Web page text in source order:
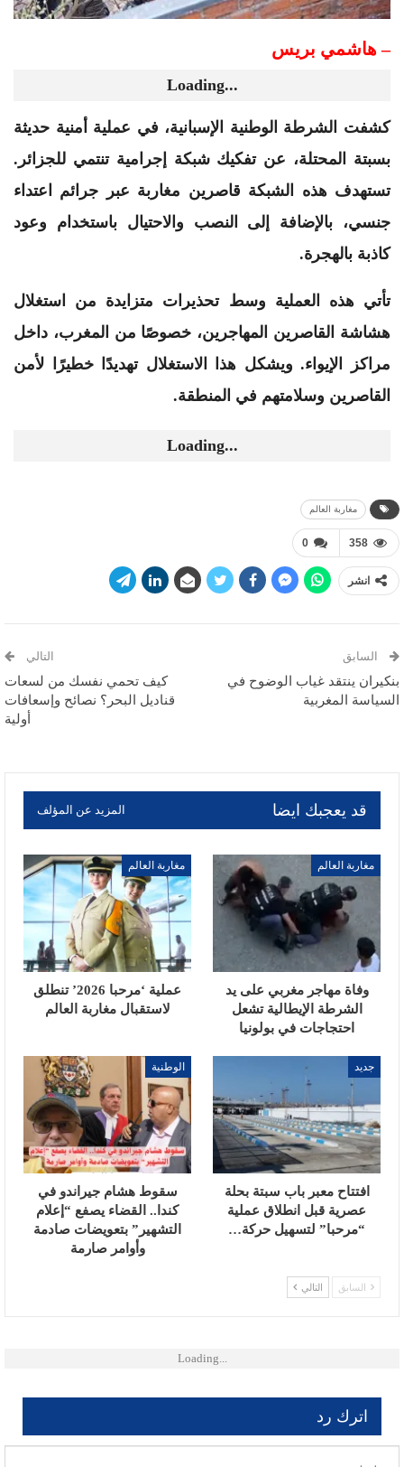
– هاشمي بريس
Loading...
كشفت الشرطة الوطنية الإسبانية، في عملية أمنية حديثة
بسبتة المحتلة، عن تفكيك شبكة إجرامية تنتمي للجزائر.
تستهدف هذه الشبكة قاصرين مغاربة عبر جرائم اعتداء
جنسي، بالإضافة إلى النصب والاحتيال باستخدام وعود
كاذبة بالهجرة.
تأتي هذه العملية وسط تحذيرات متزايدة من استغلال
هشاشة القاصرين المهاجرين، خصوصًا من المغرب، داخل
مراكز الإيواء. ويشكل هذا الاستغلال تهديدًا خطيرًا لأمن
القاصرين وسلامتهم في المنطقة.
Loading...
مغاربة العالم
0 358
انشر
السابق
بنكيران ينتقد غياب الوضوح في
السياسة المغربية
التالي
كيف تحمي نفسك من لسعات
قناديل البحر؟ نصائح وإسعافات
أولية
قد يعجبك ايضا المزيد عن المؤلف
مغاربة العالم
وفاة مهاجر مغربي على يد
الشرطة الإيطالية تشعل
احتجاجات في بولونيا
مغاربة العالم
عملية ‘مرحبا 2026’ تنطلق
لاستقبال مغاربة العالم
جديد
افتتاح معبر باب سبتة بحلة
عصرية قبل انطلاق عملية
“مرحبا” لتسهيل حركة…
الوطنية
سقوط هشام جيراندو في
كندا.. القضاء يصفع “إعلام
التشهير” بتعويضات صادمة
وأوامر صارمة
السابق التالي
Loading...
اترك رد